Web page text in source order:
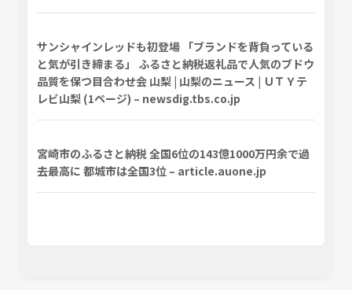
サンシャインレッドも初登場 「ブランドを背負っている
と気が引き締まる」 ふるさと納税返礼品で人気のブドウ
品質を保つ目合わせ会 山梨 | 山梨のニュース | ＵＴＹテ
レビ山梨 (1ページ) – newsdig.tbs.co.jp
宮崎市のふるさと納税 全国6位の143億1000万円余で過
去最高に 都城市は全国3位 – article.auone.jp